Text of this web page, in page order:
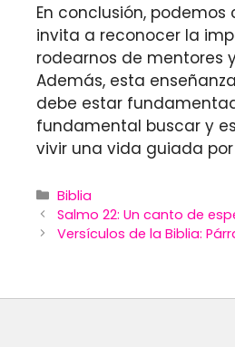
En conclusión,
invita a reconocer la
rodearnos de mentores
Además, esta
debe estar
fundamental buscar y
vivir una vida guiada
Categories
Biblia
Salmo 22: Un canto de
Versículos de la Biblia: